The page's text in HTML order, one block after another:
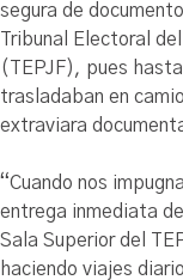
segura de
Tribunal Electoral
(TEPJF), pues
trasladaban en
extraviara
“Cuando nos
entrega inmediata
Sala Superior del
haciendo viajes